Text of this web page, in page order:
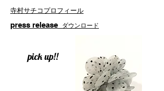
寺村サチコプロフィール
press release ダウンロード
pick up!!